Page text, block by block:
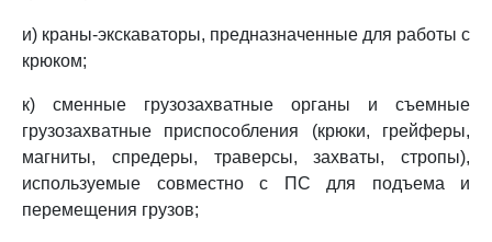
и) краны-экскаваторы, предназначенные для работы с
крюком;
к) сменные грузозахватные органы и съемные
грузозахватные приспособления (крюки, грейферы,
магниты, спредеры, траверсы, захваты, стропы),
используемые совместно с ПС для подъема и
перемещения грузов;